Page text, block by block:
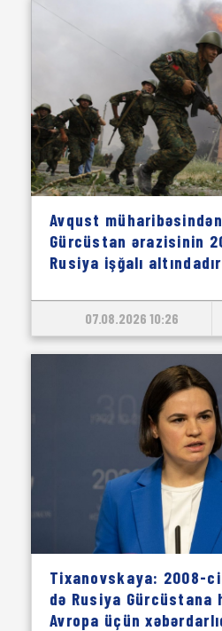
Avqust
Gürcüstan ərazisinin
Rusiya işğalı altındadır
07.08.2026 10:26
Tixanovskaya: 2008-
də Rusiya Gürcüstana
Avropa üçün